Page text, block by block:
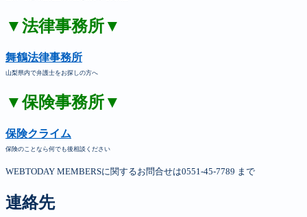
▼法律事務所▼
舞鶴法律事務所
山梨県内で弁護士をお探しの方へ
▼保険事務所▼
保険クライム
保険のことなら何でも後相談ください
WEBTODAY MEMBERSに関するお問合せは0551-45-7789 まで
連絡先